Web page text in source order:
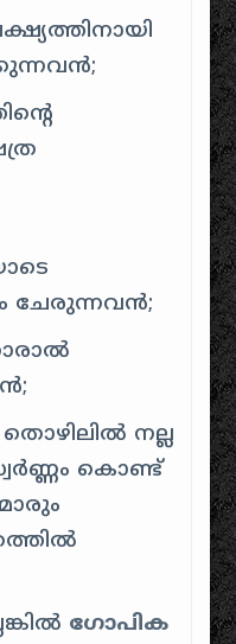
ചേരുന്നവൻ;
തൊഴിലിൽ നല്ല
കൊണ്ട്
ഗോപിക